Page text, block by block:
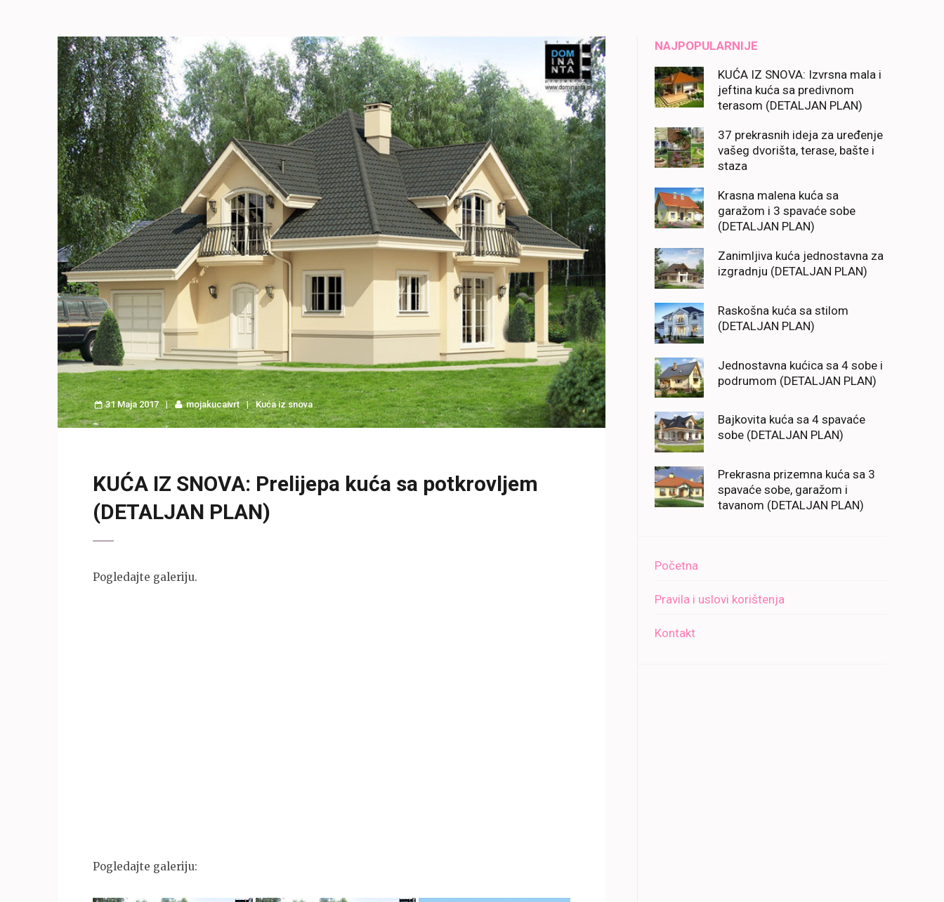
31 Maja 2017 mojakucaivrt Kuća iz snova
KUĆA IZ SNOVA: Prelijepa kuća sa potkrovljem
(DETALJAN PLAN)
Pogledajte galeriju.
Pogledajte galeriju:
NAJPOPULARNIJE
KUĆA IZ SNOVA: Izvrsna mala i
jeftina kuća sa predivnom
terasom (DETALJAN PLAN)
37 prekrasnih ideja za uređenje
vašeg dvorišta, terase, bašte i
staza
Krasna malena kuća sa
garažom i 3 spavaće sobe
(DETALJAN PLAN)
Zanimljiva kuća jednostavna za
izgradnju (DETALJAN PLAN)
Raskošna kuća sa stilom
(DETALJAN PLAN)
Jednostavna kućica sa 4 sobe i
podrumom (DETALJAN PLAN)
Bajkovita kuća sa 4 spavaće
sobe (DETALJAN PLAN)
Prekrasna prizemna kuća sa 3
spavaće sobe, garažom i
tavanom (DETALJAN PLAN)
Početna
Pravila i uslovi korištenja
Kontakt